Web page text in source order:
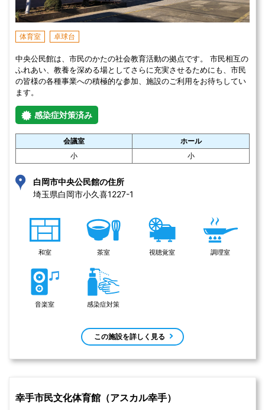
体育室 卓球台
中央公民館は、市民のかたの社会教育活動の拠点です。 市民相互の
ふれあい、教養を深める場としてさらに充実させるためにも、市民
の皆様の各種事業への積極的な参加、施設のご利用をお待ちしてい
ます。
感染症対策済み
会議室
ホール
小
小
白岡市中央公民館の住所
埼玉県白岡市小久喜1227-1
和室 茶室 視聴覚室 調理室
音楽室 感染症対策
この施設を詳しく見る
幸手市民文化体育館（アスカル幸手）